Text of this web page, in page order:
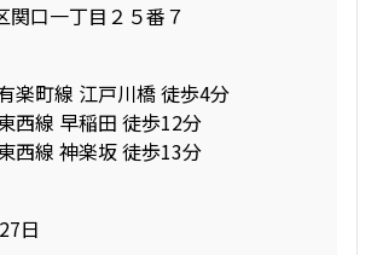
関口一丁目２５番７
楽町線 江戸川橋 徒歩4分
西線 早稲田 徒歩12分
西線 神楽坂 徒歩13分
日